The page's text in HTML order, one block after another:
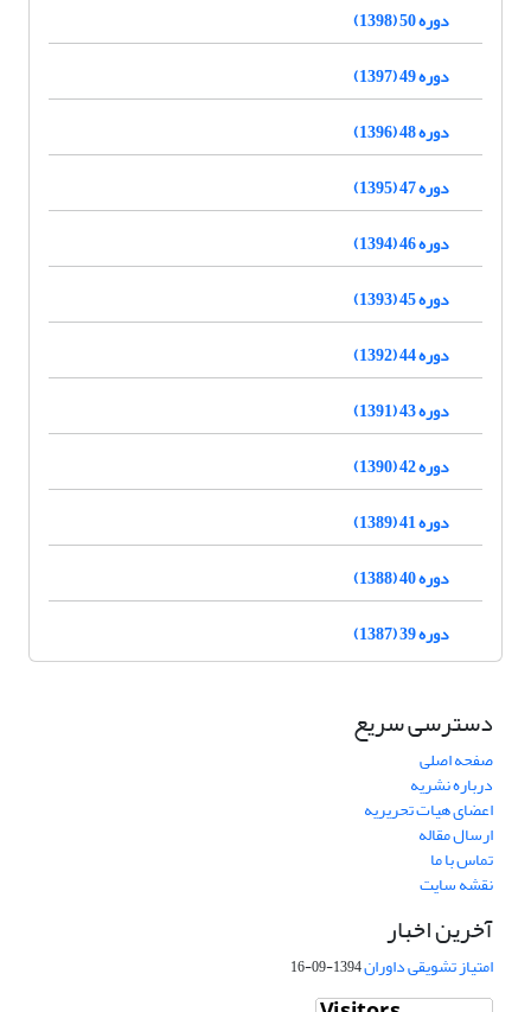
دوره 50 (1398)
دوره 49 (1397)
دوره 48 (1396)
دوره 47 (1395)
دوره 46 (1394)
دوره 45 (1393)
دوره 44 (1392)
دوره 43 (1391)
دوره 42 (1390)
دوره 41 (1389)
دوره 40 (1388)
دوره 39 (1387)
دسترسی سریع
صفحه اصلی
درباره نشریه
اعضای هیات تحریریه
ارسال مقاله
تماس با ما
نقشه سایت
آخرین اخبار
امتیاز تشویقی داوران1394-09-16